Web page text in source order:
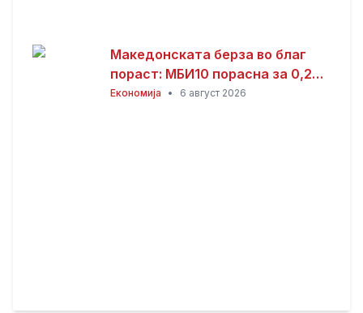
Македонската берза во благ
пораст: МБИ10 порасна за 0,26
отсто, најтргувани акциите на
Економија • 6 август 2026